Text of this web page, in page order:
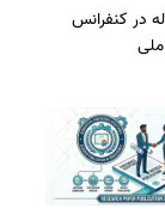
در کنفرانس